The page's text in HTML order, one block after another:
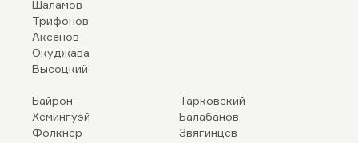
Шаламов
Трифонов
Аксенов
Окуджава
Высоцкий
Байрон
Хемингуэй
Фолкнер
Тарковский
Балабанов
Звягинцев